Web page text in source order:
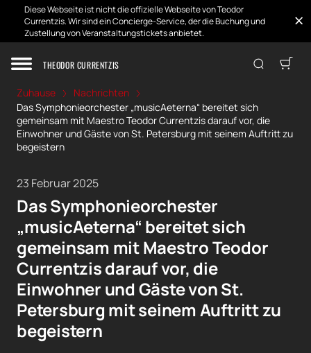
Diese Webseite ist nicht die offizielle Webseite von Teodor
Currentzis. Wir sind ein Concierge-Service, der die Buchung und
Zustellung von Veranstaltungstickets anbietet.
THEODOR CURRENTZIS
Zuhause
Nachrichten
Das Symphonieorchester „musicAeterna“ bereitet sich
gemeinsam mit Maestro Teodor Currentzis darauf vor, die
Einwohner und Gäste von St. Petersburg mit seinem Auftritt zu
begeistern
23 Februar 2025
Das Symphonieorchester
„musicAeterna“ bereitet sich
gemeinsam mit Maestro Teodor
Currentzis darauf vor, die
Einwohner und Gäste von St.
Petersburg mit seinem Auftritt zu
begeistern